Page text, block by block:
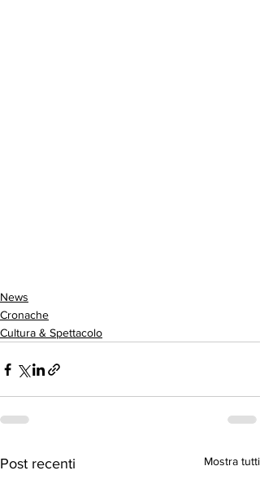
News
Cronache
Cultura & Spettacolo
Post recenti Mostra tutti